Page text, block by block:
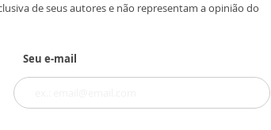
de seus autores e não representam a opinião do
Seu e-mail